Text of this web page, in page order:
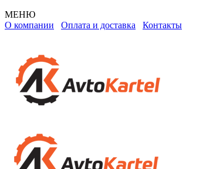
МЕНЮ
О компании
Оплата и доставка Контакты